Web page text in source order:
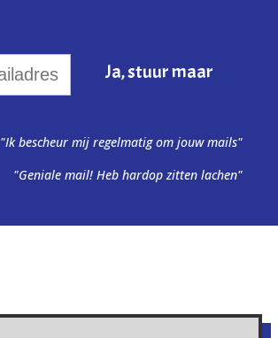
"Ik bescheur mij regelmatig om jouw mails"
"Geniale mail! Heb hardop zitten lachen"